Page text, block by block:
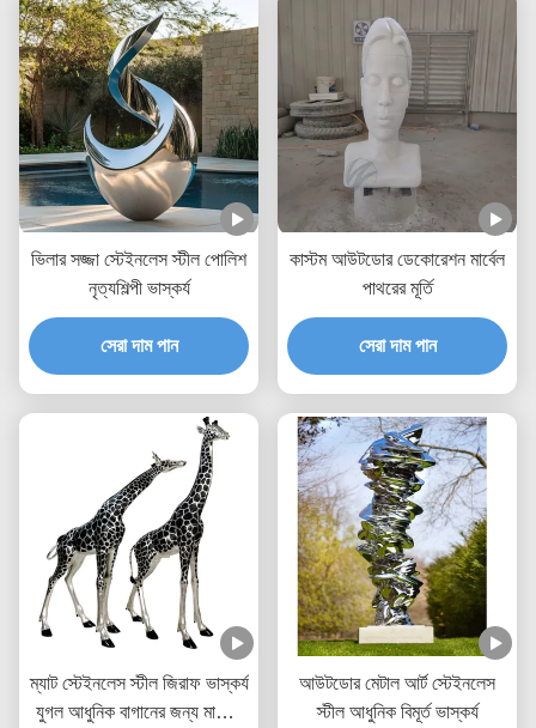
ভিলার সজ্জা স্টেইনলেস স্টীল পোলিশ
নৃত্যশিল্পী ভাস্কর্য
সেরা দাম পান
কাস্টম আউটডোর ডেকোরেশন মার্বেল
পাথরের মূর্তি
সেরা দাম পান
ম্যাট স্টেইনলেস স্টীল জিরাফ ভাস্কর্য
যুগল আধুনিক বাগানের জন্য মার্জিত
আউটডোর মেটাল আর্ট স্টেইনলেস
স্টীল আধুনিক বিমূর্ত ভাস্কর্য